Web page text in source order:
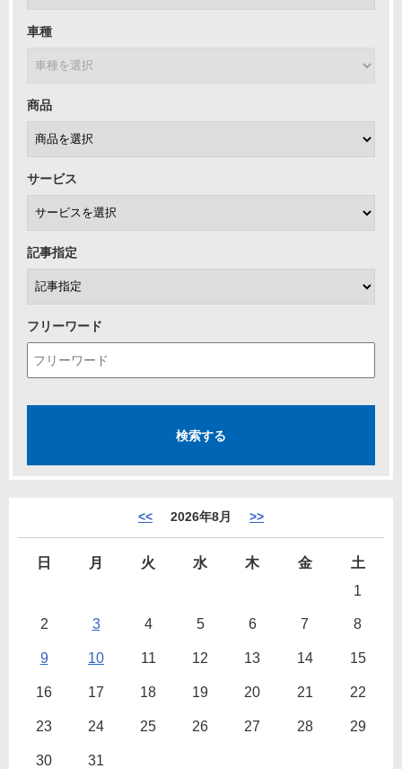
車種
商品
サービス
記事指定
フリーワード
<< 2026年8月 >>
日 月 火 水 木 金
土
1
2 3 4 5 6 7 8
9 10 11 12 13 14 15
16 17 18 19 20 21 22
23 24 25 26 27 28 29
30 31